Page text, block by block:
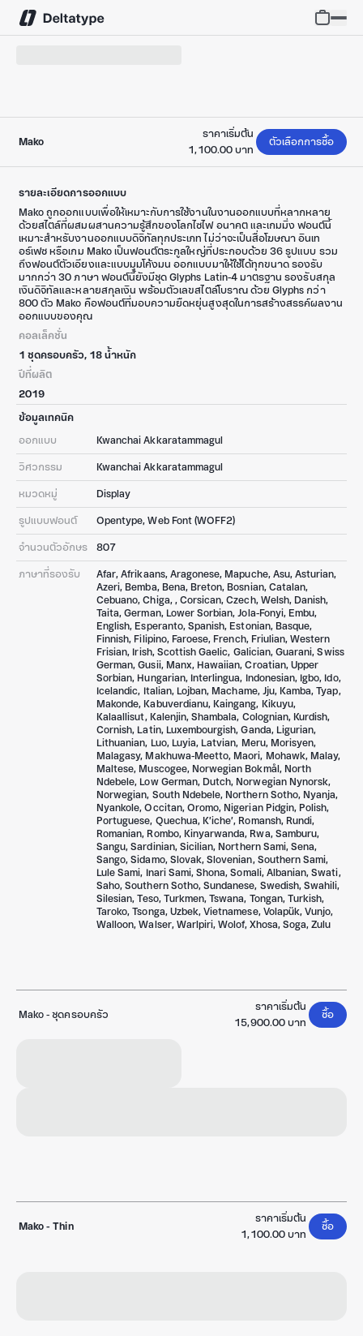
Open
Mako
ราคาเริ่มต้น
1,100.00 บาท
ตัวเลือกการซื้อ
รายละเอียดการออกแบบ
Mako ถูกออกแบบเพื่อให้เหมาะกับการใช้งานในงานออกแบบที่หลากหลาย
ด้วยสไตล์ที่ผสมผสานความรู้สึกของโลกไซไฟ อนาคต และเกมมิ่ง ฟอนต์นี้
เหมาะสำหรับงานออกแบบดิจิทัลทุกประเภท ไม่ว่าจะเป็นสื่อโฆษณา อินเท
อร์เฟซ หรือเกม Mako เป็นฟอนต์ตระกูลใหญ่ที่ประกอบด้วย 36 รูปแบบ รวม
ถึงฟอนต์ตัวเอียงและแบบมุมโค้งมน ออกแบบมาให้ใช้ได้ทุกขนาด รองรับ
มากกว่า 30 ภาษา ฟอนต์นี้ยังมีชุด Glyphs Latin-4 มาตรฐาน รองรับสกุล
เงินดิจิทัลและหลายสกุลเงิน พร้อมตัวเลขสไตล์โบราณ ด้วย Glyphs กว่า
800 ตัว Mako คือฟอนต์ที่มอบความยืดหยุ่นสูงสุดในการสร้างสรรค์ผลงาน
ออกแบบของคุณ
คอลเล็คชั่น
1 ชุดครอบครัว, 18 น้ำหนัก
ปีที่ผลิต
2019
ข้อมูลเทคนิค
ออกแบบ
Kwanchai Akkaratammagul
วิศวกรรม
Kwanchai Akkaratammagul
หมวดหมู่
Display
รูปแบบฟอนต์
Opentype, Web Font (WOFF2)
จำนวนตัวอักษร 807
ภาษาที่รองรับ
Afar, Afrikaans, Aragonese, Mapuche, Asu, Asturian,
Azeri, Bemba, Bena, Breton, Bosnian, Catalan,
Cebuano, Chiga, , Corsican, Czech, Welsh, Danish,
Taita, German, Lower Sorbian, Jola-Fonyi, Embu,
English, Esperanto, Spanish, Estonian, Basque,
Finnish, Filipino, Faroese, French, Friulian, Western
Frisian, Irish, Scottish Gaelic, Galician, Guarani, Swiss
German, Gusii, Manx, Hawaiian, Croatian, Upper
Sorbian, Hungarian, Interlingua, Indonesian, Igbo, Ido,
Icelandic, Italian, Lojban, Machame, Jju, Kamba, Tyap,
Makonde, Kabuverdianu, Kaingang, Kikuyu,
Kalaallisut, Kalenjin, Shambala, Colognian, Kurdish,
Cornish, Latin, Luxembourgish, Ganda, Ligurian,
Lithuanian, Luo, Luyia, Latvian, Meru, Morisyen,
Malagasy, Makhuwa-Meetto, Maori, Mohawk, Malay,
Maltese, Muscogee, Norwegian Bokmål, North
Ndebele, Low German, Dutch, Norwegian Nynorsk,
Norwegian, South Ndebele, Northern Sotho, Nyanja,
Nyankole, Occitan, Oromo, Nigerian Pidgin, Polish,
Portuguese, Quechua, Kʼicheʼ, Romansh, Rundi,
Romanian, Rombo, Kinyarwanda, Rwa, Samburu,
Sangu, Sardinian, Sicilian, Northern Sami, Sena,
Sango, Sidamo, Slovak, Slovenian, Southern Sami,
Lule Sami, Inari Sami, Shona, Somali, Albanian, Swati,
Saho, Southern Sotho, Sundanese, Swedish, Swahili,
Silesian, Teso, Turkmen, Tswana, Tongan, Turkish,
Taroko, Tsonga, Uzbek, Vietnamese, Volapük, Vunjo,
Walloon, Walser, Warlpiri, Wolof, Xhosa, Soga, Zulu
Mako-ชุดครอบครัว
ราคาเริ่มต้น
15,900.00 บาท
ซื้อ
Mako-Thin
ราคาเริ่มต้น
1,100.00 บาท
ซื้อ